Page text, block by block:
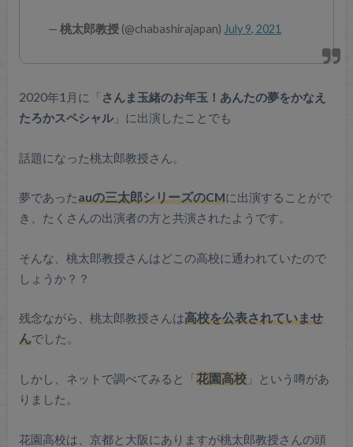
—桃太郎教授 (@chabashirajapan) July 9, 2021
2020年1月に「 さんま玉緒のお年玉！あんたの夢をかなえ
たろかスペシャル」に出演したことでも
話題になった桃太郎教授さん。
夢であったauの三太郎シリーズのCMに出演することがで
き、たくさんの出演者の方と共演されたようです。
そんな、桃太郎教授さんはどこの高校に通われていたので
しょうか？？
残念ながら、桃太郎教授さんは高校を公表されていませ
んでした。
しかし、ネットで調べてみると「花園高校」という噂があ
りました。
花園高校は、京都と大阪にありますが桃太郎教授さんの頭